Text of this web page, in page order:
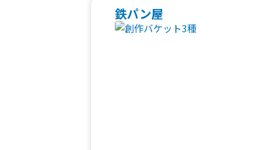
鉄パン屋